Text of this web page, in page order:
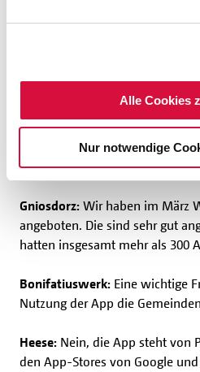
Alle Cookies
Nur notwendige
den Schritt zur Entwicklung
der Zeit, dass sich mit Hilfe der
Lebensrealität junger
Firmvorbereitung
Gniosdorz: Wir haben im März
angeboten. Die sind sehr gut
hatten insgesamt mehr als 300
Bonifatiuswerk: Eine wichtige
Nutzung der App die
Heese: Nein, die App steht von
den App-Stores von Google